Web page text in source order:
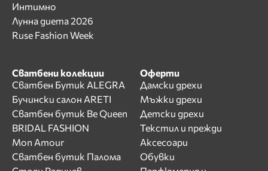
Интимно
Лунна диета 2026
Ruse Fashion Week
Сватбени колекции
Сватбен Бутик ALEGRA
Бучински салон ARETI
Сватбен бутик Be Queen
BRIDAL FASHION
Mon Amour
Сватбен бутик Палома
Оферти
Дамски дрехи
Мъжки дрехи
Детски дрехи
Текстил и прежди
Аксесоари
Обувки